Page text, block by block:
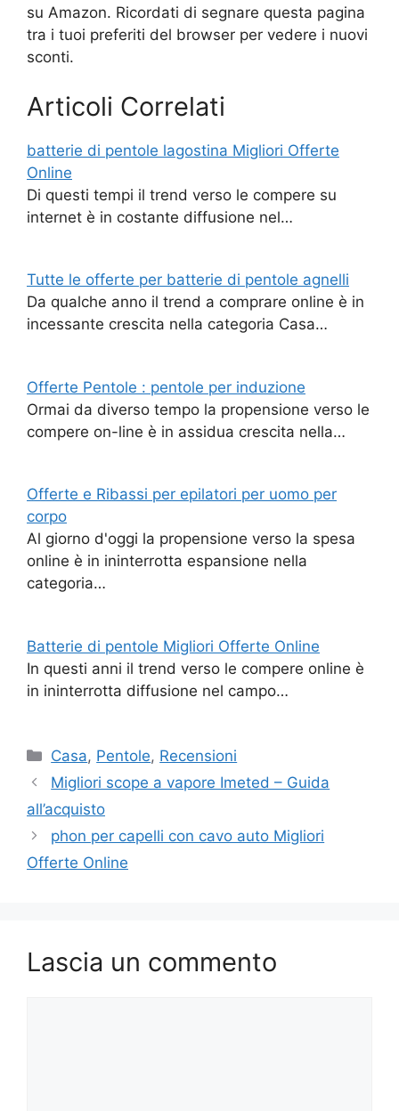
su Amazon. Ricordati di segnare questa pagina
tra i tuoi preferiti del browser per vedere i nuovi
sconti.
Articoli Correlati
batterie di pentole lagostina Migliori Offerte
Online
Di questi tempi il trend verso le compere su
internet è in costante diffusione nel…
Tutte le offerte per batterie di pentole agnelli
Da qualche anno il trend a comprare online è in
incessante crescita nella categoria Casa…
Offerte Pentole : pentole per induzione
Ormai da diverso tempo la propensione verso le
compere on-line è in assidua crescita nella…
Offerte e Ribassi per epilatori per uomo per
corpo
Al giorno d'oggi la propensione verso la spesa
online è in ininterrotta espansione nella
categoria…
Batterie di pentole Migliori Offerte Online
In questi anni il trend verso le compere online è
in ininterrotta diffusione nel campo…
Categorie
Casa, Pentole, Recensioni
Migliori scope a vapore Imeted – Guida
all’acquisto
phon per capelli con cavo auto Migliori
Offerte Online
Lascia un commento